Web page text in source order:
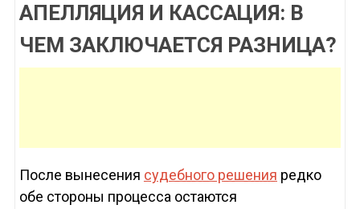
АПЕЛЛЯЦИЯ И КАССАЦИЯ: В
ЧЕМ ЗАКЛЮЧАЕТСЯ РАЗНИЦА?
После вынесения судебного решения редко
обе стороны процесса остаются